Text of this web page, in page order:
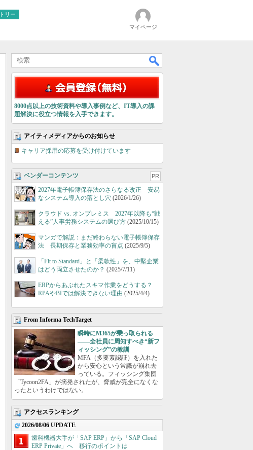
リー
マイページ
8000点以上の技術資料や導入事例など、IT導入の課
題解決に役立つ情報を入手できます。
アイティメディアからのお知らせ
キャリア採用の応募を受け付けています
ベンダーコンテンツ PR
2027年電子帳簿保存法のさらなる改正 安易
なシステム導入の落とし穴 (2026/1/26)
クラウド vs. オンプレミス 2027年以降も“戦
える”人事労務システムの選び方 (2025/10/15)
マンガで解説：まだ終わらない電子帳簿保存
法 長期保存と業務効率の盲点 (2025/9/5)
「Fit to Standard」と「柔軟性」を、中堅企業
はどう両立させたのか？ (2025/7/11)
ERPからあぶれたスキマ作業をどうする？
RPAやBIでは解決できない理由 (2025/4/4)
From Informa TechTarget
瞬時にM365が乗っ取られる
――全社員に周知すべき“新フ
ィッシング”の教訓
MFA（多要素認証）を入れた
から安心という常識が崩れ去
っている。フィッシング集団
「Tycoon2FA」が摘発されたが、脅威が完全になくな
ったというわけではない。
アクセスランキング
2026/08/06 UPDATE
歯科機器大手が「SAP ERP」から「SAP Cloud
ERP Private」へ 移行のポイントは